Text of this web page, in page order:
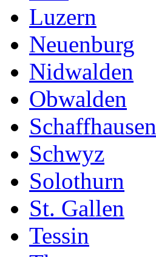
Luzern
Neuenburg
Nidwalden
Obwalden
Schaffhausen
Schwyz
Solothurn
St. Gallen
Tessin